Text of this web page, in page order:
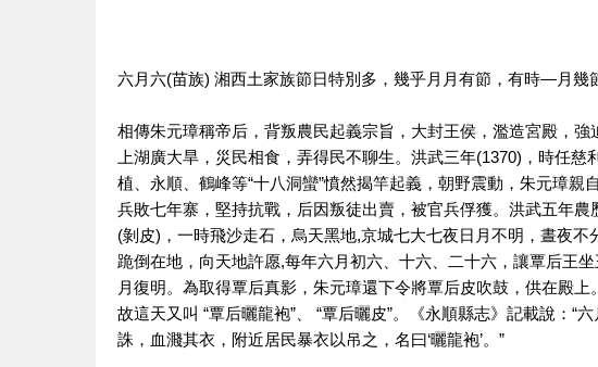
六月六(苗族) 湘西土家族節日特別多，幾乎月月有節，有時—月幾
相傳朱元璋稱帝后，背叛農民起義宗旨，大封王侯，濫造宮殿，
上湖廣大旱，災民相食，弄得民不聊生。洪武三年(1370)，時任
植、永順、鶴峰等“十八洞蠻”憤然揭竿起義，朝野震動，朱元璋
兵敗七年寨，堅持抗戰，后因叛徒出賣，被官兵俘獲。洪武五年
(剝皮)，一時飛沙走石，烏天黑地,京城七大七夜日月不明，晝夜
跪倒在地，向天地許愿,每年六月初六、十六、二十六，讓覃后王
月復明。為取得覃后真影，朱元璋還下令將覃后皮吹鼓，供在殿
故這天又叫 “覃后曬龍袍”、 “覃后曬皮”。《永順縣志》記載說：“
誅，血濺其衣，附近居民暴衣以吊之，名曰‘曬龍袍’。”